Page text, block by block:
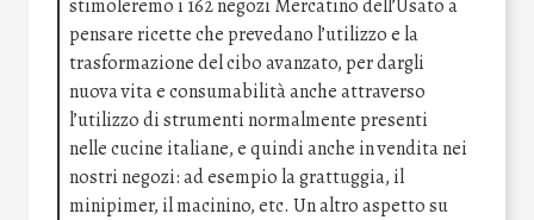
stimoleremo i 162 negozi Mercatino dell’Usato a
pensare ricette che prevedano l’utilizzo e la
trasformazione del cibo avanzato, per dargli
nuova vita e consumabilità anche attraverso
l’utilizzo di strumenti normalmente presenti
nelle cucine italiane, e quindi anche in vendita nei
nostri negozi: ad esempio la grattuggia, il
minipimer, il macinino, etc. Un altro aspetto su